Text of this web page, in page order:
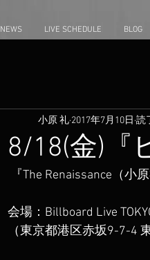
NEWS LIVE SCHEDULE BLOG
8/18(金)『
小原 礼 2017年7月10日 読
『The Renaissance（小
会場：Billboard Live
（東京都港区赤坂9-7-4